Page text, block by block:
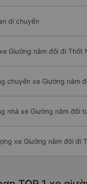
di chuyển
Giường nằm đôi đi Thốt
chuyến xe Giường nằm
nhà xe Giường nằm đôi
xe Giường nằm đôi đi